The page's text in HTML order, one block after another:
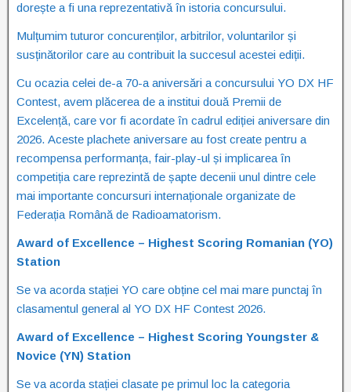
dorește a fi una reprezentativă în istoria concursului.
Mulțumim tuturor concurenților, arbitrilor, voluntarilor și
susținătorilor care au contribuit la succesul acestei ediții.
Cu ocazia celei de-a 70-a aniversări a concursului YO DX HF
Contest, avem plăcerea de a institui două Premii de
Excelență, care vor fi acordate în cadrul ediției aniversare din
2026. Aceste plachete aniversare au fost create pentru a
recompensa performanța, fair-play-ul și implicarea în
competiția care reprezintă de șapte decenii unul dintre cele
mai importante concursuri internaționale organizate de
Federația Română de Radioamatorism.
Award of Excellence – Highest Scoring Romanian (YO)
Station
Se va acorda stației YO care obține cel mai mare punctaj în
clasamentul general al YO DX HF Contest 2026.
Award of Excellence – Highest Scoring Youngster &
Novice (YN) Station
Se va acorda stației clasate pe primul loc la categoria